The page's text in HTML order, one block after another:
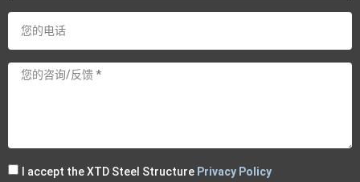
I accept the XTD Steel Structure Privacy Policy